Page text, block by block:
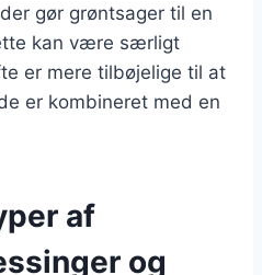
gør grøntsager til en
kan være særligt
er mere tilbøjelige til at
er kombineret med en
af
og